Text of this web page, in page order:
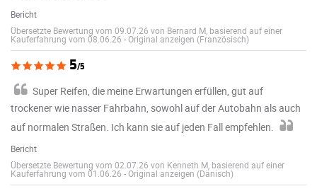
Bericht
Übersetzte Bewertung vom 09.07.26 von Bernard M, basierend auf einer
Kauferfahrung vom 08.06.26 -Original anzeigen (Französisch)
5/5
Super Reifen, die meine Erwartungen erfüllen, gut auf
trockener wie nasser Fahrbahn, sowohl auf der Autobahn als auch
auf normalen Straßen. Ich kann sie auf jeden Fall empfehlen.
Bericht
Übersetzte Bewertung vom 02.07.26 von Kenneth M, basierend auf einer
Kauferfahrung vom 01.06.26 -Original anzeigen (Dänisch)